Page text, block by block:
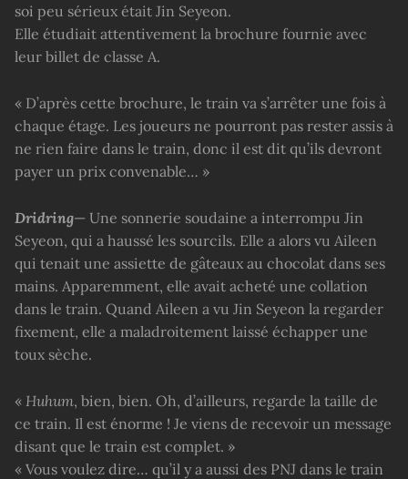
soi peu sérieux était Jin Seyeon.
Elle étudiait attentivement la brochure fournie avec
leur billet de classe A.
« D’après cette brochure, le train va s’arrêter une fois à
chaque étage. Les joueurs ne pourront pas rester assis à
ne rien faire dans le train, donc il est dit qu’ils devront
payer un prix convenable… »
Dridring— Une sonnerie soudaine a interrompu Jin
Seyeon, qui a haussé les sourcils. Elle a alors vu Aileen
qui tenait une assiette de gâteaux au chocolat dans ses
mains. Apparemment, elle avait acheté une collation
dans le train. Quand Aileen a vu Jin Seyeon la regarder
fixement, elle a maladroitement laissé échapper une
toux sèche.
« Huhum, bien, bien. Oh, d’ailleurs, regarde la taille de
ce train. Il est énorme ! Je viens de recevoir un message
disant que le train est complet. »
« Vous voulez dire… qu’il y a aussi des PNJ dans le train